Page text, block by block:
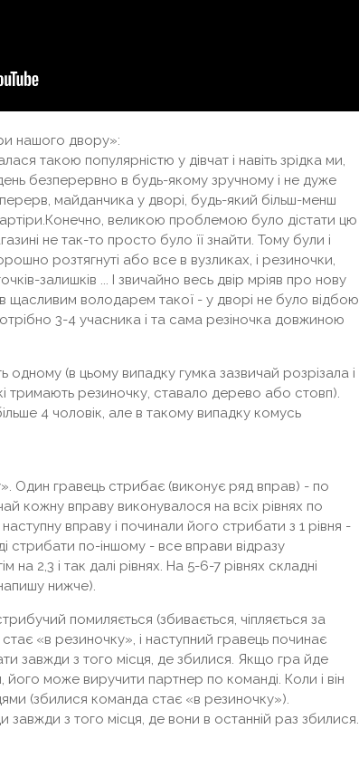
нашого двору»:
такою популярністю у дівчат і навіть зрідка ми,
безперервно в будь-якому зручному і не дуже
перерв, майданчика у дворі, будь-який більш-менш
великою проблемою було дістати цю
не так-то просто було її знайти. Тому були і
розтягнуті або все в вузликах, і резиночки,
залишків ... І звичайно весь двір мріяв про нову
щасливим володарем такої - у дворі не було відбою
3-4 учасника і та сама резіночка довжиною
одному (в цьому випадку гумка зазвичай розрізала і
тримають резиночку, ставало дерево або стовп).
4 чоловік, але в такому випадку комусь
Один гравець стрибає (виконує ряд вправ) - по
кожну вправу виконувалося на всіх рівнях по
вправу і починали його стрибати з 1 рівня -
стрибати по-іншому - все вправи відразу
на 2,3 і так далі рівнях. На 5-6-7 рівнях складні
нижче).
помиляється (збивається, чіпляється за
стає «в резиночку», і наступний гравець починає
завжди з того місця, де збилися. Якщо гра йде
його може виручити партнер по команді. Коли і він
(збилися команда стає «в резиночку»).
з того місця, де вони в останній раз збилися.